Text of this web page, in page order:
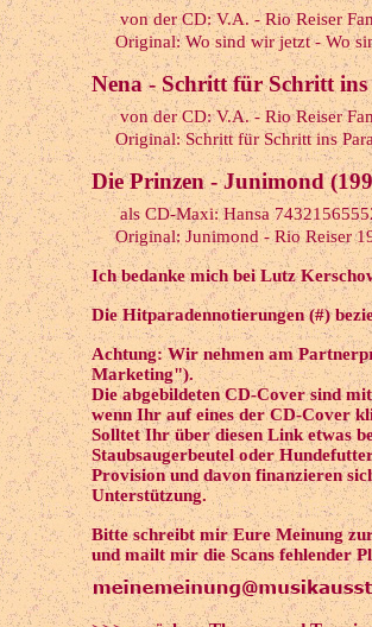
von der CD: V.A. - Rio Reiser
Original: Wo sind wir jetzt - Wo
Nena - Schritt für Schritt ins
von der CD: V.A. - Rio Reiser
Original: Schritt für Schritt ins
Die Prinzen - Junimond
als CD-Maxi: Hansa
Original: Junimond - Rio Reiser
Ich bedanke mich bei Lutz
Die Hitparadennotierungen (#)
Achtung: Wir nehmen am
Marketing").
Die abgebildeten CD-Cover sind
wenn Ihr auf eines der CD-Cover
Solltet Ihr über diesen Link etwas
Staubsaugerbeutel oder
Provision und davon finanzieren
Unterstützung.
Bitte schreibt mir Eure Meinung
und mailt mir die Scans fehlender